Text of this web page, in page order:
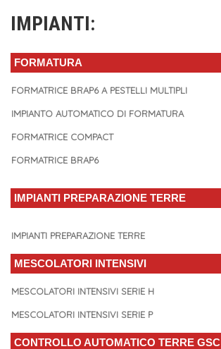
IMPIANTI:
FORMATURA
FORMATRICE BRAP6 A PESTELLI MULTIPLI
IMPIANTO AUTOMATICO DI FORMATURA
FORMATRICE COMPACT
FORMATRICE BRAP6
IMPIANTI PREPARAZIONE TERRE
IMPIANTI PREPARAZIONE TERRE
MESCOLATORI INTENSIVI
MESCOLATORI INTENSIVI SERIE H
MESCOLATORI INTENSIVI SERIE P
CONTROLLO AUTOMATICO TERRE GSC